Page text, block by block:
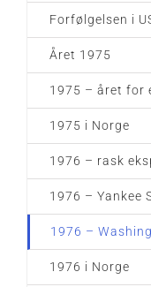
Forfølgelsen i
Året 1975
1975 – året for
1975 i Norge
1976 – rask
1976 – Yankee
1976 –
1976 i Norge